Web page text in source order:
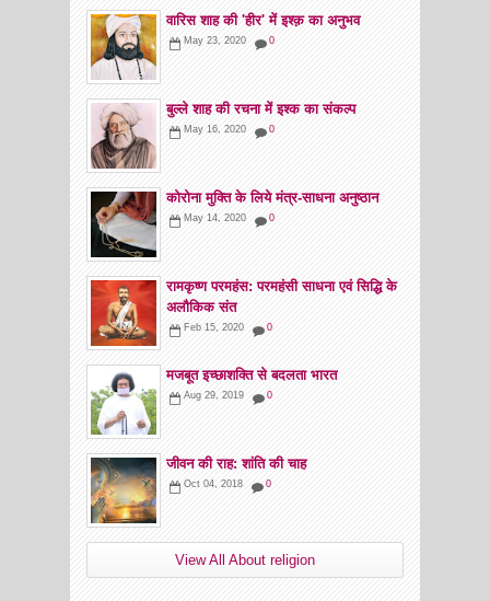
वारिस शाह की 'हीर' में इश्क़ का अनुभव
May 23, 2020 0
बुल्ले शाह की रचना में इश्क का संकल्प
May 16, 2020 0
कोरोना मुक्ति के लिये मंत्र-साधना अनुष्ठान
May 14, 2020 0
रामकृष्ण परमहंस: परमहंसी साधना एवं सिद्धि के
अलौकिक संत
Feb 15, 2020 0
मजबूत इच्छाशक्ति से बदलता भारत
Aug 29, 2019 0
जीवन की राह: शांति की चाह
Oct 04, 2018 0
View All About religion